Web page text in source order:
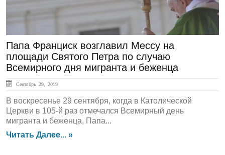
Папа Франциск возглавил Мессу на
площади Святого Петра по случаю
Всемирного дня мигранта и беженца
Сентябрь 29, 2019
В воскресенье 29 сентября, когда в Католической
Церкви в 105-й раз отмечался Всемирный день
мигранта и беженца, Папа...
Читать Далее... »